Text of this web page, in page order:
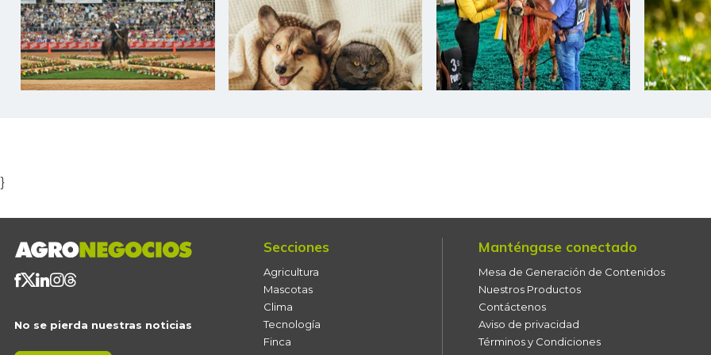
Habichuela
Harina de trigo
Harina precocida de maíz
Lechuga crespa
Lenteja
Lulo
}
No se pierda nuestras noticias
Secciones
Agricultura
Mascotas
Clima
Tecnología
Finca
Manténgase conectado
Mesa de Generación de Contenidos
Nuestros Productos
Contáctenos
Aviso de privacidad
Términos y Condiciones